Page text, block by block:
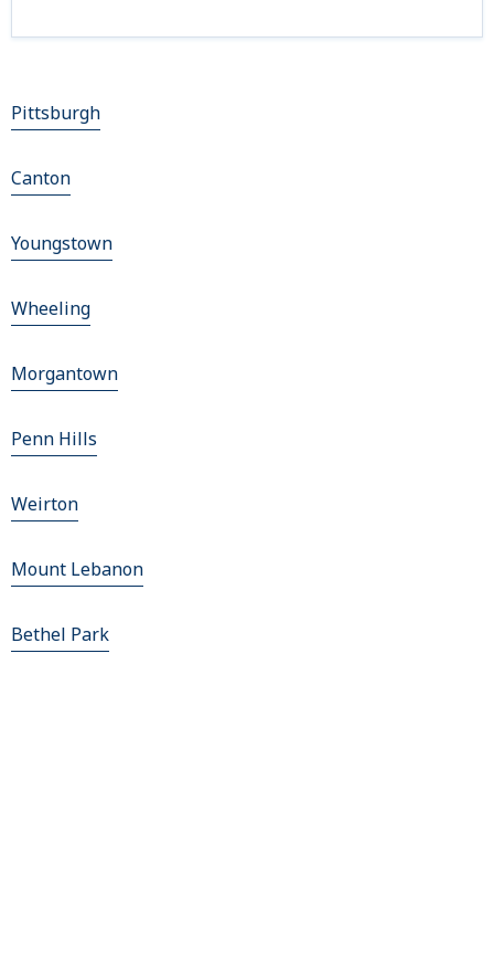
Pittsburgh
Canton
Youngstown
Wheeling
Morgantown
Penn Hills
Weirton
Mount Lebanon
Bethel Park